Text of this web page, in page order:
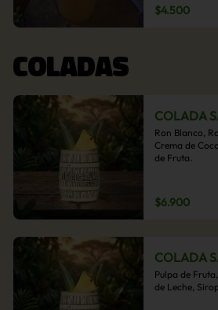
$4.500
COLADAS
COLADA
Ron Blanco,
Crema de
de Fruta.
$6.900
COLADA
Pulpa de
de Leche,